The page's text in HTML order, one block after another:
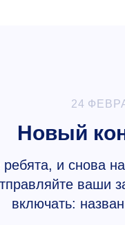
24
Новый
и снова
ваши
включать: